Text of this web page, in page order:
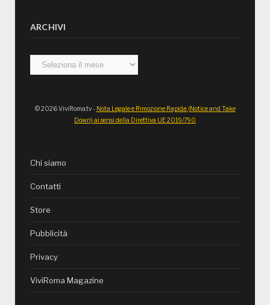
ARCHIVI
Archivi
© 2026 ViviRoma.tv - Nota Legale e Rimozione Rapida (Notice and Take
Down) ai sensi della Direttiva UE 2019/790
Chi siamo
Contatti
Store
Pubblicità
Privacy
ViviRoma Magazine